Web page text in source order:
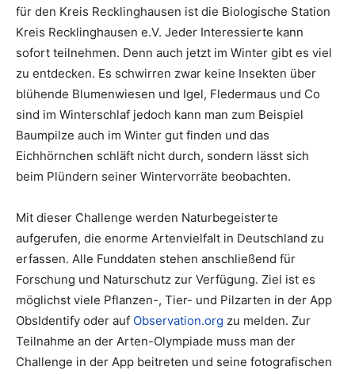
für den Kreis Recklinghausen ist die Biologische Station
Kreis Recklinghausen e.V. Jeder Interessierte kann
sofort teilnehmen. Denn auch jetzt im Winter gibt es viel
zu entdecken. Es schwirren zwar keine Insekten über
blühende Blumenwiesen und Igel, Fledermaus und Co
sind im Winterschlaf jedoch kann man zum Beispiel
Baumpilze auch im Winter gut finden und das
Eichhörnchen schläft nicht durch, sondern lässt sich
beim Plündern seiner Wintervorräte beobachten.
Mit dieser Challenge werden Naturbegeisterte
aufgerufen, die enorme Artenvielfalt in Deutschland zu
erfassen. Alle Funddaten stehen anschließend für
Forschung und Naturschutz zur Verfügung. Ziel ist es
möglichst viele Pflanzen-, Tier- und Pilzarten in der App
ObsIdentify oder auf Observation.org zu melden. Zur
Teilnahme an der Arten-Olympiade muss man der
Challenge in der App beitreten und seine fotografischen